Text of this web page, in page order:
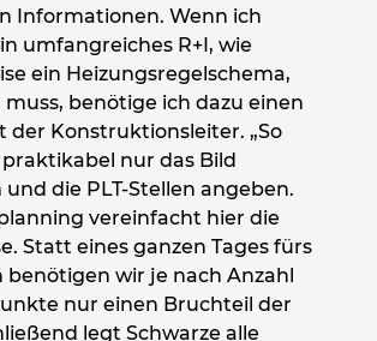
Informationen. Wenn ich
umfangreiches R+I, wie
ein Heizungsregelschema,
benötige ich dazu einen
der Konstruktionsleiter. „So
nur das Bild
die PLT-Stellen angeben.
vereinfacht hier die
Statt eines ganzen Tages fürs
benötigen wir je nach Anzahl
nur einen Bruchteil der
legt Schwarze alle